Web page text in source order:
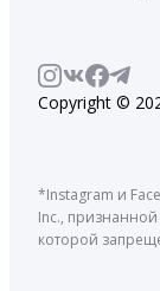
Copyright ©
*Instagram и
Inc., признанной
которой